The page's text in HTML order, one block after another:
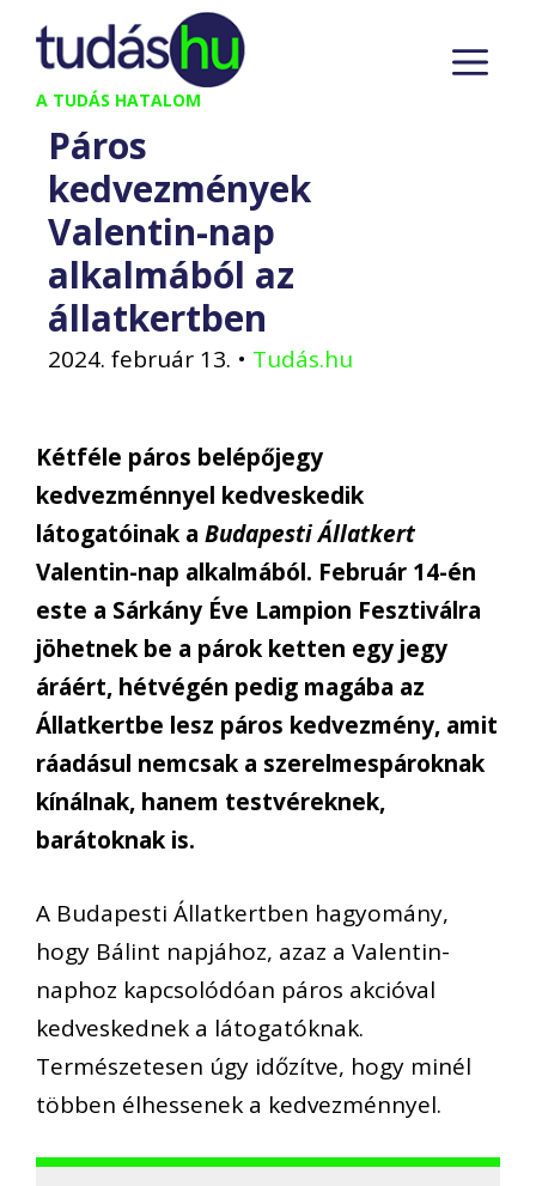
Kilépés
tartalomba
A TUDÁS HATALOM
Páros
kedvezmények
Valentin-nap
alkalmából az
állatkertben
2024. február 13. • Tudás.hu
Kétféle páros belépőjegy
kedvezménnyel kedveskedik
látogatóinak a Budapesti Állatkert
Valentin-nap alkalmából. Február 14-én
este a Sárkány Éve Lampion Fesztiválra
jöhetnek be a párok ketten egy jegy
áráért, hétvégén pedig magába az
Állatkertbe lesz páros kedvezmény, amit
ráadásul nemcsak a szerelmespároknak
kínálnak, hanem testvéreknek,
barátoknak is.
A Budapesti Állatkertben hagyomány,
hogy Bálint napjához, azaz a Valentin-
naphoz kapcsolódóan páros akcióval
kedveskednek a látogatóknak.
Természetesen úgy időzítve, hogy minél
többen élhessenek a kedvezménnyel.